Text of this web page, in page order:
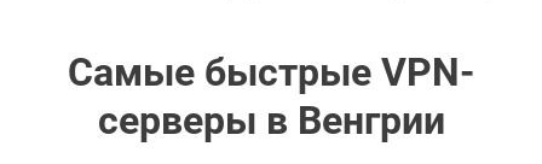
Самые быстрые VPN-
серверы в Венгрии